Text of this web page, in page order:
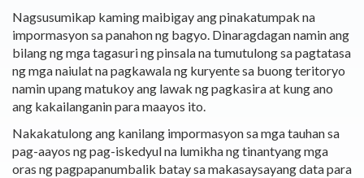
Nagsusumikap kaming maibigay ang pinakatumpak na
impormasyon sa panahon ng bagyo. Dinaragdagan namin ang
bilang ng mga tagasuri ng pinsala na tumutulong sa pagtatasa
ng mga naiulat na pagkawala ng kuryente sa buong teritoryo
namin upang matukoy ang lawak ng pagkasira at kung ano
ang kakailanganin para maayos ito.
Nakakatulong ang kanilang impormasyon sa mga tauhan sa
pag-aayos ng pag-iskedyul na lumikha ng tinantyang mga
oras ng pagpapanumbalik batay sa makasaysayang data para